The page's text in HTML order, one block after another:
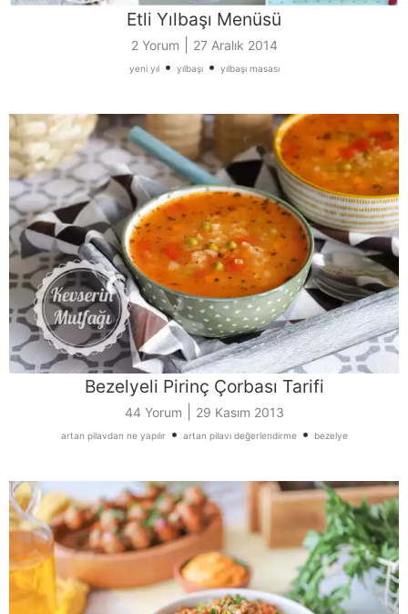
Etli Yılbaşı Menüsü
2 Yorum 27 Aralık 2014
yeni yıl• yılbaşı• yılbaşı masası
Bezelyeli Pirinç Çorbası Tarifi
44 Yorum 29 Kasım 2013
artan pilavdan ne yapılır• artan pilavı değerlendirme• bezelye